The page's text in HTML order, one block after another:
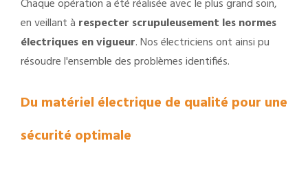
Chaque opération a été réalisée avec le plus grand soin,
en veillant à respecter scrupuleusement les normes
électriques en vigueur. Nos électriciens ont ainsi pu
résoudre l'ensemble des problèmes identifiés.
Du matériel électrique de qualité pour une
sécurité optimale